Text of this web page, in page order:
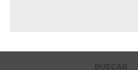
BUSCAR